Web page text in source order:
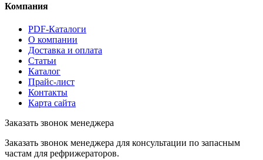
Компания
PDF-Каталоги
О компании
Доставка и оплата
Статьи
Каталог
Прайс-лист
Контакты
Карта сайта
Заказать звонок менеджера
Заказать звонок менеджера для консультации по запасным
частам для рефрижераторов.